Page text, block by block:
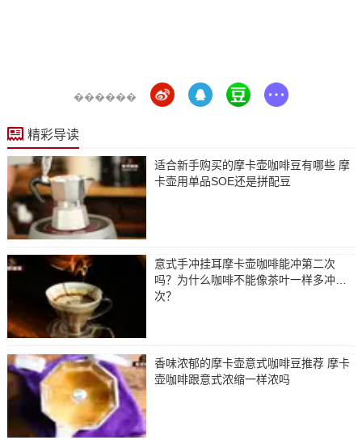
������
精彩导读
适合新手购买的摩卡壶咖啡豆有哪些 摩
卡壶用单品SOE还是拼配豆
意式手冲挂耳摩卡壶咖啡能冲第二次
吗？为什么咖啡不能像茶叶一样多冲几
次？
香味浓郁的摩卡壶意式咖啡豆推荐 摩卡
壶咖啡跟意式浓缩一样浓吗